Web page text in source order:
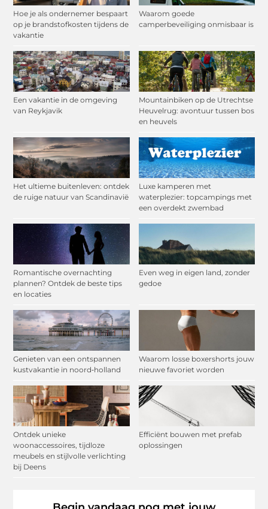
Hoe je als ondernemer bespaart
op je brandstofkosten tijdens de
vakantie
Waarom goede
camperbeveiliging onmisbaar is
Een vakantie in de omgeving
van Reykjavik
Mountainbiken op de Utrechtse
Heuvelrug: avontuur tussen bos
en heuvels
Het ultieme buitenleven: ontdek
de ruige natuur van Scandinavië
Luxe kamperen met
waterplezier: topcampings met
een overdekt zwembad
Romantische overnachting
plannen? Ontdek de beste tips
en locaties
Even weg in eigen land, zonder
gedoe
Genieten van een ontspannen
kustvakantie in noord‑holland
Waarom losse boxershorts jouw
nieuwe favoriet worden
Ontdek unieke
woonaccessoires, tijdloze
meubels en stijlvolle verlichting
bij Deens
Efficiënt bouwen met prefab
oplossingen